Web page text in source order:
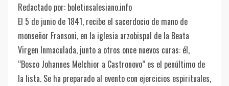
Redactado por: boletinsalesiano.info
El 5 de junio de 1841, recibe el sacerdocio de mano de
monseñor Fransoni, en la iglesia arzobispal de la Beata
Virgen Inmaculada, junto a otros once nuevos curas: él,
“Bosco Johannes Melchior a Castronovo” es el penúltimo de
la lista. Se ha preparado al evento con ejercicios espirituales,